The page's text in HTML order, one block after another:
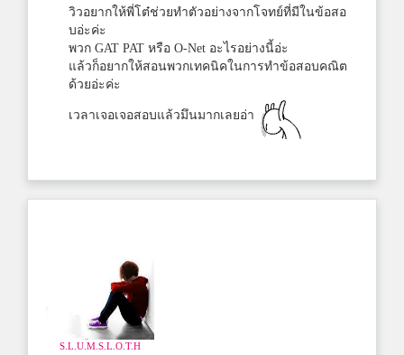
วิวอยากให้พี่โต๋ช่วยทำตัวอย่างจากโจทย์ที่มีในข้อสอ
บอ่ะค่ะ
พวก GAT PAT หรือ O-Net อะไรอย่างนี้อ่ะ
แล้วก็อยากให้สอนพวกเทคนิคในการทำข้อสอบคณิต
ด้วยอ่ะค่ะ
เวลาเจอเจอสอบแล้วมึนมากเลยอ่า
S.L.U.M.S.L.O.T.H